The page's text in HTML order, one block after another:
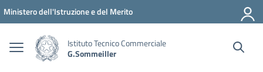
Vai ai contenuti
Vai al menu di navigazione
Vai al footer
Ministero dell'Istruzione e del Merito
Istituto Tecnico Commerciale
G.Sommeiller